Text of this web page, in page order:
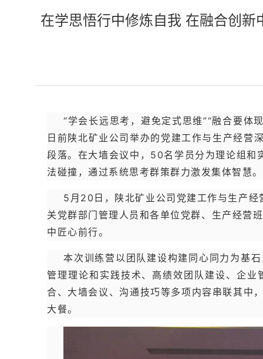
在学思悟行中修炼自我 在融合创
“学会长远思考，避免定式思维”“融合要
日前陕北矿业公司举办的党建工作与生产经营
段落。在大墙会议中，50名学员分为理论组和
法碰撞，通过系统思考群策群力激发集体智慧。
5月20日，陕北矿业公司党建工作与生产
关党群部门管理人员和各单位党群、生产经营
中匠心前行。
本次训练营以团队建设构建同心同力为基
管理理论和实践技术、高绩效团队建设、企
合、大墙会议、沟通技巧等多项内容串联其中
大餐。